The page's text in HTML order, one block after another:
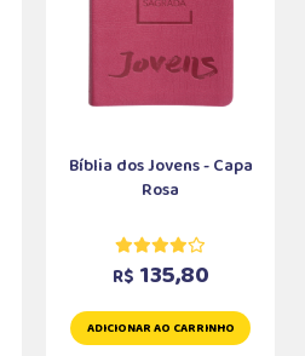
Bíblia dos Jovens - Capa
Rosa
R$ 135,80
ADICIONAR AO CARRINHO